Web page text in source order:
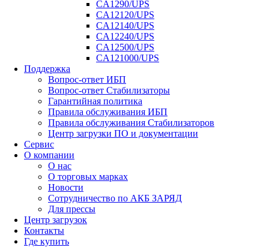
CA1290/UPS
CA12120/UPS
CA12140/UPS
CA12240/UPS
CA12500/UPS
CA121000/UPS
Поддержка
Вопрос-ответ ИБП
Вопрос-ответ Стабилизаторы
Гарантийная политика
Правила обслуживания ИБП
Правила обслуживания Стабилизаторов
Центр загрузки ПО и документации
Сервис
О компании
О нас
О торговых марках
Новости
Сотрудничество по АКБ ЗАРЯД
Для прессы
Центр загрузок
Контакты
Где купить